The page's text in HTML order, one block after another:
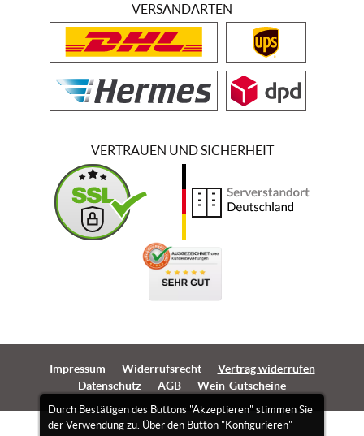
Durch Bestätigen des Buttons "Akzeptieren" stimmen Sie
der Verwendung zu. Über den Button "Konfigurieren"
VERSANDARTEN
VERTRAUEN UND SICHERHEIT
Impressum Widerrufsrecht
Vertrag widerrufen
Datenschutz
AGB Wein-Gutscheine